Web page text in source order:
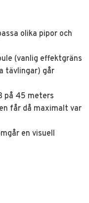
olika pipor och
(vanlig effektgräns
tävlingar) går
på 45 meters
får då maximalt var
en visuell